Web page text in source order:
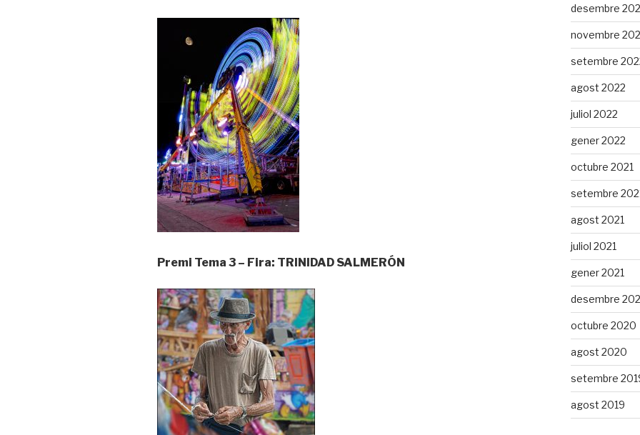
Premi Tema 3 – Fira: TRINIDAD SALMERÓN
desembre
novembre
setembre
agost 2022
juliol 2022
gener 2022
octubre 2021
setembre
agost 2021
juliol 2021
gener 2021
desembre
octubre 2020
agost 2020
setembre
agost 2019